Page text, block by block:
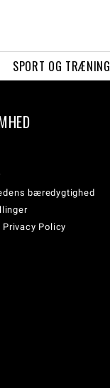
SPORT OG TRÆNING
bæredygtighed
Privacy Policy